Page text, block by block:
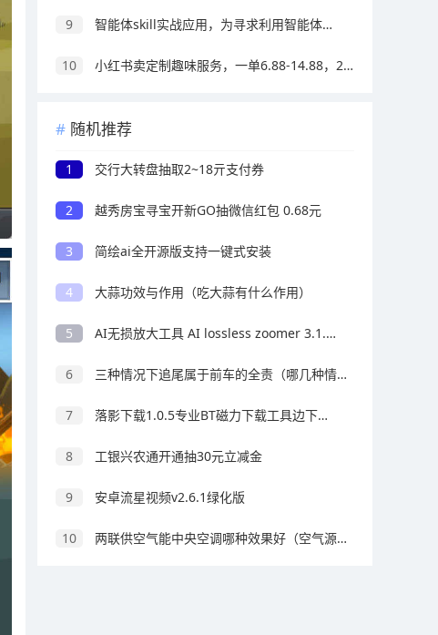
9 智能体skill实战应用，为寻求利用智能体进行工作提效的人打造，案例演示，纯实战课
10 小红书卖定制趣味服务，一单6.88-14.88，227天卖了2w+份，到手13w+
随机推荐
1 交行大转盘抽取2~18亓支付券
2 越秀房宝寻宝开新GO抽微信红包 0.68元
3 简绘ai全开源版支持一键式安装
4 大蒜功效与作用（吃大蒜有什么作用）
5 AI无损放大工具 AI lossless zoomer 3.1.0.0
6 三种情况下追尾属于前车的全责（哪几种情况后车追尾不负全责）
7 落影下载1.0.5专业BT磁力下载工具边下边播放
8 工银兴农通开通抽30元立减金
9 安卓流星视频v2.6.1绿化版
10 两联供空气能中央空调哪种效果好（空气源热泵三合一中央空调的缺点）